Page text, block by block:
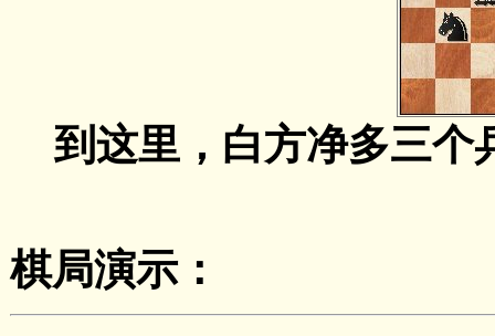
到这里，白方净多三个
棋局演示：